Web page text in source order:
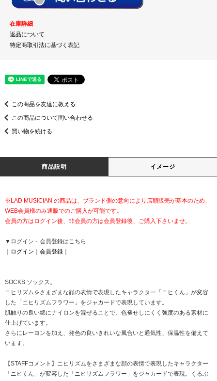
在庫詳細
返品について
特定商取引法に基づく表記
この商品を友達に教える
この商品について問い合わせる
買い物を続ける
商品説明 イメージ
※LAD MUSICIAN の商品は、ブランド側の意向により店頭販売が基本のため、
WEB会員様のみ通販でのご購入が可能です。
会員の方はログイン後、非会員の方は会員登録後、ご購入下さいませ。
▼ログイン・会員登録はこちら
ログイン 会員登録
SOCKS ソックス。
ニヒリズムをさまざまな顔の表情で表現したキャラクター「ニヒくん」が変容
した「ニヒリズムフラワー」をジャカードで表現しています。
肌触りの良い綿にナイロンを混ぜることで、色褪せしにくく強度のある素材に
仕上げています。
さらにレーヨンを加え、発色の良いきれいな風合いと通気性、保温性を備えて
います。
【STAFFコメント】ニヒリズムをさまざまな顔の表情で表現したキャラクター
「ニヒくん」が変容した「ニヒリズムフラワー」をジャカードで表現。くるぶ